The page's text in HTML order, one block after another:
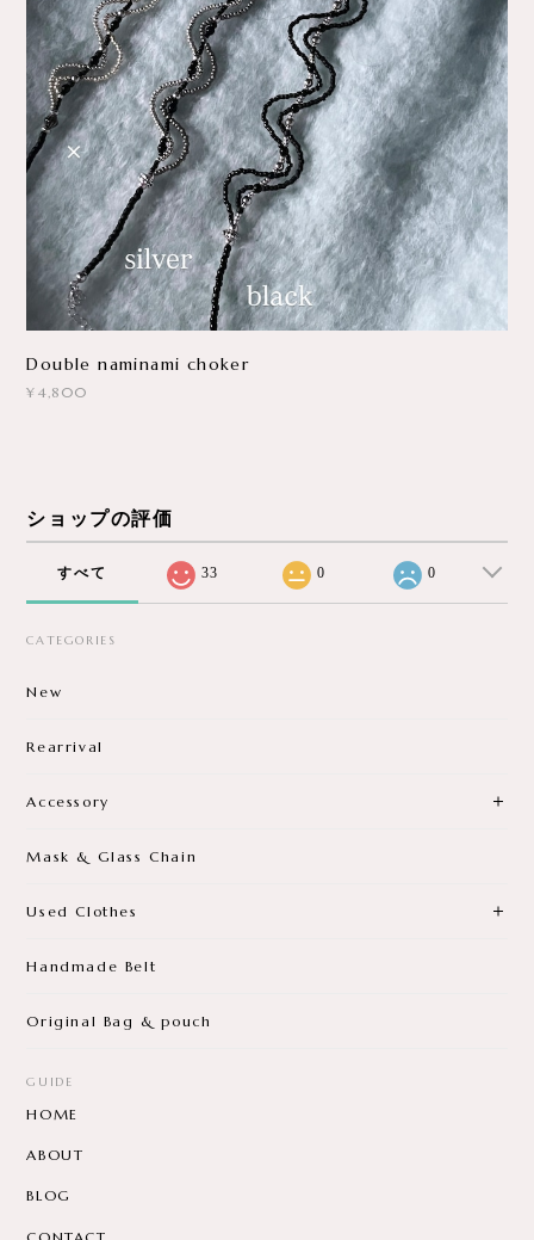
Double naminami choker
¥4,800
ショップの評価
すべて 33 0 0
CATEGORIES
New
Rearrival
Accessory
Mask & Glass Chain
Used Clothes
Handmade Belt
Original Bag & pouch
GUIDE
HOME
ABOUT
BLOG